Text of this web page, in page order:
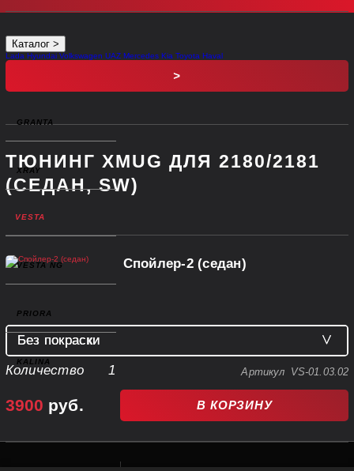
Каталог >
Lada Hyundai Volkswagen UAZ Mercedes Kia Toyota Haval
>
GRANTA
XRAY
VESTA
VESTA NG
PRIORA
KALINA
ТЮНИНГ XMUG ДЛЯ 2180/2181
(СЕДАН, SW)
Спойлер-2 (седан)
Без покраски
Без покраски
Покраска
Количество 1 Артикул VS-01.03.02
3900 руб. В КОРЗИНУ